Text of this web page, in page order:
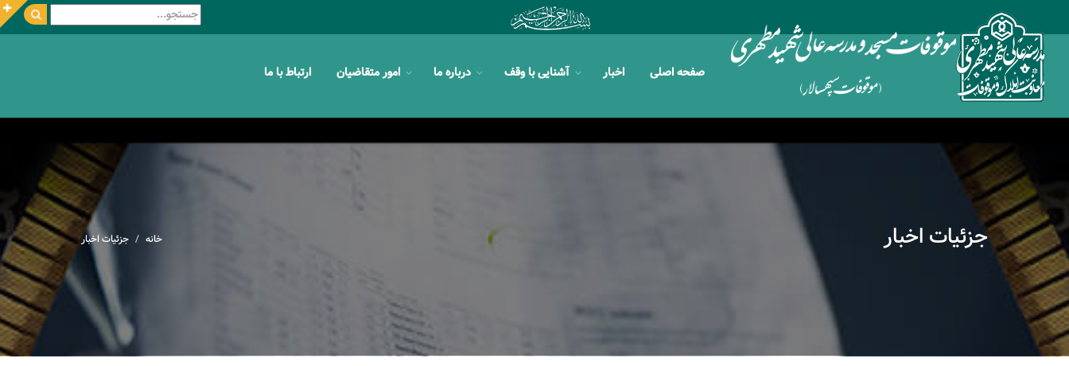
صفحه اصلی اخبار آشنایی با وقف درباره ما امور متقاضیان ارتباط با ما
جزئیات اخبار خانه جزئیات اخبار